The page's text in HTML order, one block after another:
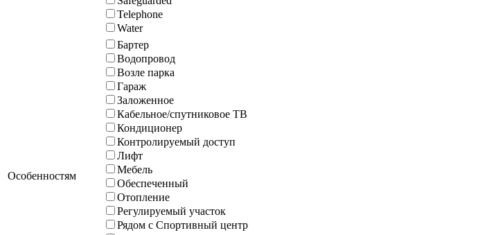
Telephone
Water
Особенностям
Бартер
Водопровод
Возле парка
Гараж
Заложенное
Кабельное/спутниковое ТВ
Кондиционер
Контролируемый доступ
Лифт
Мебель
Обеспеченный
Отопление
Регулируемый участок
Рядом с Спортивный центр